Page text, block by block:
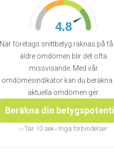
4.8
När företags snittbetyg räknas på få
äldre omdömen blir det ofta
missvisande. Med vår
omdömesindikator kan du beräkna
aktuella omdömen ger.
Beräkna din
Tar 10 sek Inga förbindelser